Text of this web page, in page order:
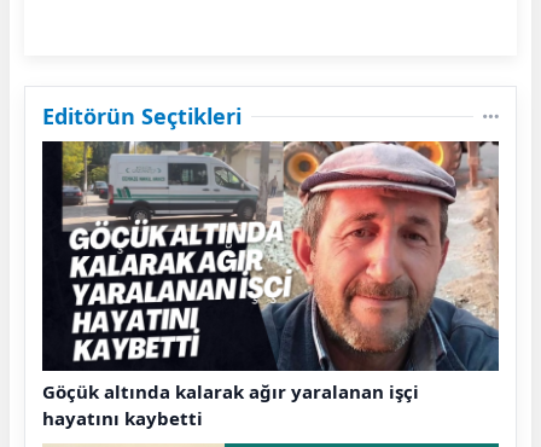
Editörün Seçtikleri
Göçük altında kalarak ağır yaralanan işçi
hayatını kaybetti